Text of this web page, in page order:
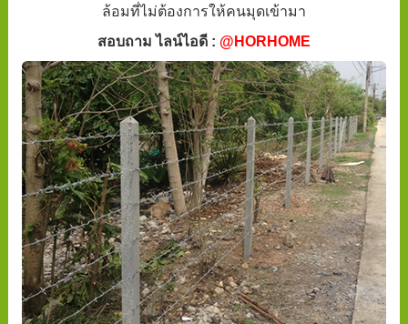
ล้อมที่ไม่ต้องการให้คนมุดเข้ามา
สอบถาม ไลน์ไอดี : @HORHOME